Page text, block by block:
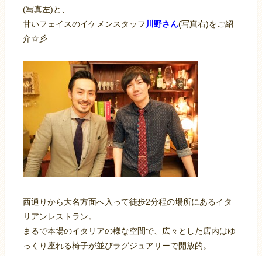
(写真左)と、
甘いフェイスのイケメンスタッフ川野さん(写真右)をご紹
介☆彡
西通りから大名方面へ入って徒歩2分程の場所にあるイタ
リアンレストラン。
まるで本場のイタリアの様な空間で、広々とした店内はゆ
っくり座れる椅子が並びラグジュアリーで開放的。